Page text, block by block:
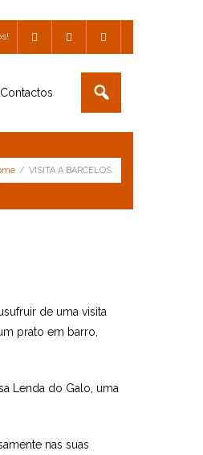
Contactos
/ VISITA A BARCELOS
de uma visita
prato em barro,
Lenda do Galo, uma
nas suas